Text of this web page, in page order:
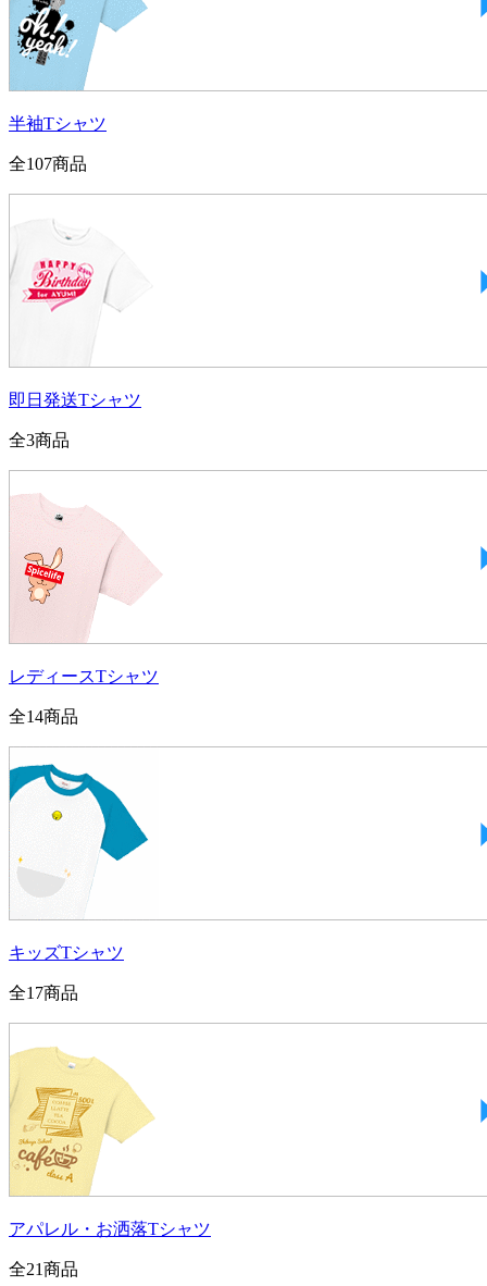
半袖Tシャツ
全107商品
即日発送Tシャツ
全3商品
レディースTシャツ
全14商品
キッズTシャツ
全17商品
アパレル・お洒落Tシャツ
全21商品